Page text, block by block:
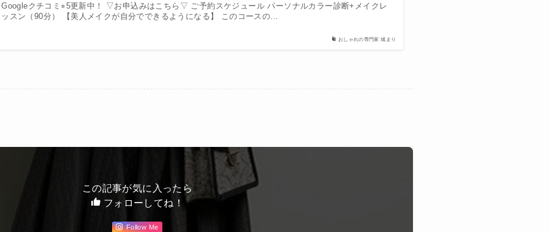
おしゃれの専門家 城まり
Googleクチコミ⭐︎5更新中！ ▽お申込みはこちら▽ ご予約スケジュール パーソナルカラー診断+メイクレ
ッスン（90分） 【美人メイクが自分でできるようになる】 このコースの…
この記事が気に入ったら
フォローしてね！
Follow Me